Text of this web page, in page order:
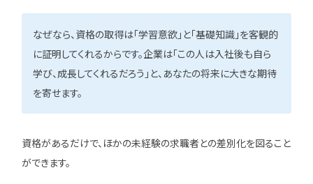
なぜなら、資格の取得は「学習意欲」と「基礎知識」を客観的
に証明してくれるからです。企業は「この人は入社後も自ら
学び、成長してくれるだろう」と、あなたの将来に大きな期待
を寄せます。
資格があるだけで、ほかの未経験の求職者との差別化を図ること
ができます。